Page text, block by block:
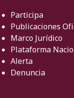
Participa
Publicaciones
Marco Jurídico
Plataforma
Alerta
Denuncia